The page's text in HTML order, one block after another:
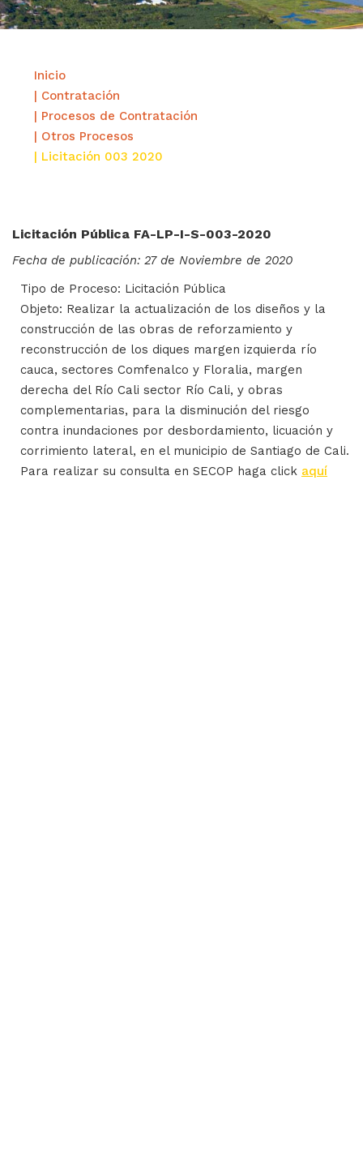
Inicio
| Contratación
| Procesos de Contratación
| Otros Procesos
| Licitación 003 2020
Licitación Pública FA-LP-I-S-003-2020
Fecha de publicación: 27 de Noviembre de 2020
Tipo de Proceso: Licitación Pública
Objeto: Realizar la actualización de los diseños y la
construcción de las obras de reforzamiento y
reconstrucción de los diques margen izquierda río
cauca, sectores Comfenalco y Floralia, margen
derecha del Río Cali sector Río Cali, y obras
complementarias, para la disminución del riesgo
contra inundaciones por desbordamiento, licuación y
corrimiento lateral, en el municipio de Santiago de Cali.
Para realizar su consulta en SECOP haga click aquí